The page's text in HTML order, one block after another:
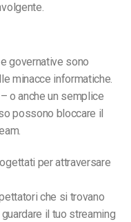
governative sono
minacce informatiche.
o anche un semplice
possono bloccare il
per attraversare
che si trovano
il tuo streaming